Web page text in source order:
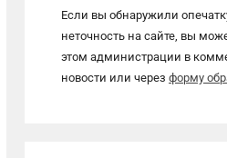
Если вы обнаружили
неточность на сайте, вы
этом администрации в
новости или через форму